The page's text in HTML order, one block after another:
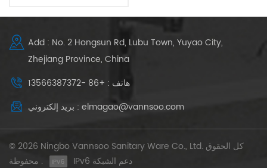
Add : No. 2 Hongsun Rd, Lubu Town, Yuyao City,
Zhejiang Province, China
هاتف : +86 -13566387372
بريد إلكتروني : elmagao@vannsoo.com
© 2026 Ningbo Vannsoo Sanitary Ware Co., Ltd. كل الحقوق
محفوظة .
IPv6 دعم الشبكة